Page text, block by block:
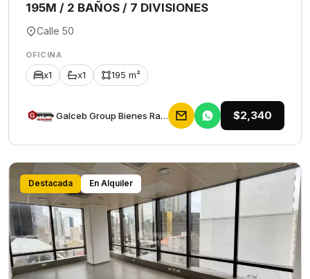
195M / 2 BAÑOS / 7 DIVISIONES
Calle 50
OFICINA
x1 x1 195 m²
Galceb Group Bienes Raices $2,340
Destacada En Alquiler